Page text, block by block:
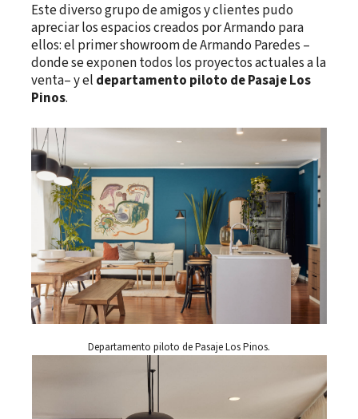
Este diverso grupo de amigos y clientes pudo
apreciar los espacios creados por Armando para
ellos: el primer showroom de Armando Paredes –
donde se exponen todos los proyectos actuales a la
venta– y el departamento piloto de Pasaje Los
Pinos.
Departamento piloto de Pasaje Los Pinos.